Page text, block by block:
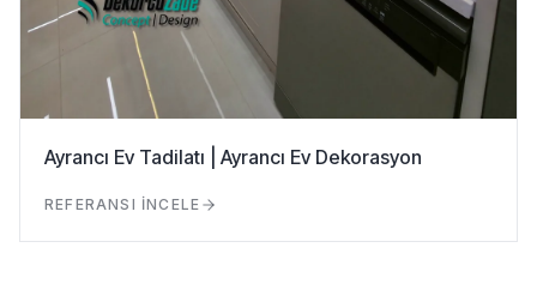
Ayrancı Ev Tadilatı | Ayrancı Ev Dekorasyon
REFERANSI İNCELE